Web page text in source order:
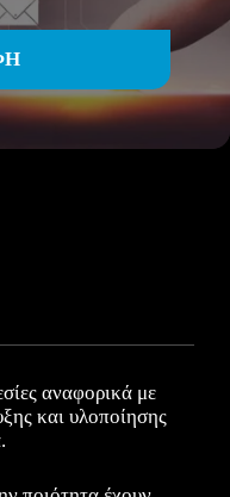
αναφορικά με
και υλοποίησης